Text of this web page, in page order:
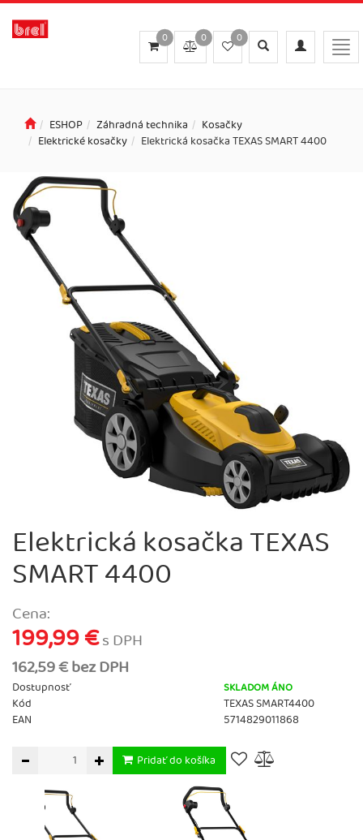
Toggle
navigation
Toggle
search
0
0
0
ESHOP Záhradná technika
Kosačky
Elektrické kosačky
Elektrická kosačka TEXAS SMART 4400
Elektrická kosačka TEXAS
SMART 4400
Cena:
199,99 €s DPH
162,59 € bez DPH
Dostupnosť SKLADOM ÁNO
Kód
TEXAS SMART4400
EAN
5714829011868
Pridať do košíka